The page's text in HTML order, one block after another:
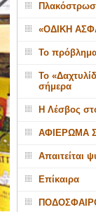
«ΟΔΙΚΗ
Το πρόβλημα
Το
σήμερα
Η Λέσβος
ΑΦΙΕΡΩΜΑ
Απαιτείται
Επίκαιρα